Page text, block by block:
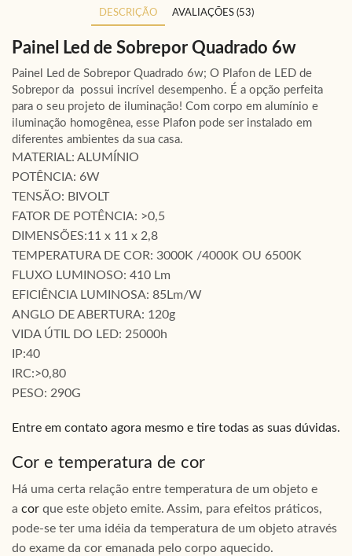
DESCRIÇÃO AVALIAÇÕES (53)
Painel Led de Sobrepor Quadrado 6w
Painel Led de Sobrepor Quadrado 6w; O Plafon de LED de
Sobrepor da possui incrível desempenho. É a opção perfeita
para o seu projeto de iluminação! Com corpo em alumínio e
iluminação homogênea, esse Plafon pode ser instalado em
diferentes ambientes da sua casa.
MATERIAL: ALUMÍNIO
POTÊNCIA: 6W
TENSÃO: BIVOLT
FATOR DE POTÊNCIA: >0,5
DIMENSÕES:11 x 11 x 2,8
TEMPERATURA DE COR: 3000K /4000K OU 6500K
FLUXO LUMINOSO: 410 Lm
EFICIÊNCIA LUMINOSA: 85Lm/W
ANGLO DE ABERTURA: 120g
VIDA ÚTIL DO LED: 25000h
IP:40
IRC:>0,80
PESO: 290G
Entre em contato agora mesmo e tire todas as suas dúvidas.
Cor e temperatura de cor
Há uma certa relação entre temperatura de um objeto e
a cor que este objeto emite. Assim, para efeitos práticos,
pode-se ter uma idéia da temperatura de um objeto através
do exame da cor emanada pelo corpo aquecido.